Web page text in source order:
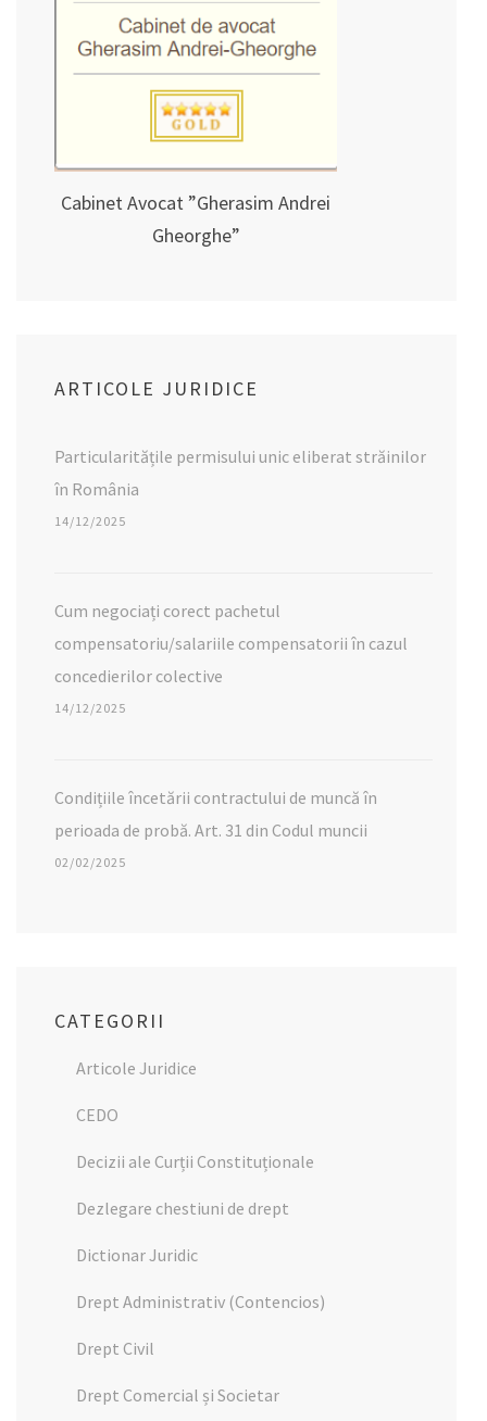
Cabinet Avocat ”Gherasim Andrei
Gheorghe”
ARTICOLE JURIDICE
Particularitățile permisului unic eliberat străinilor
în România
14/12/2025
Cum negociați corect pachetul
compensatoriu/salariile compensatorii în cazul
concedierilor colective
14/12/2025
Condițiile încetării contractului de muncă în
perioada de probă. Art. 31 din Codul muncii
02/02/2025
CATEGORII
Articole Juridice
CEDO
Decizii ale Curții Constituționale
Dezlegare chestiuni de drept
Dictionar Juridic
Drept Administrativ (Contencios)
Drept Civil
Drept Comercial și Societar